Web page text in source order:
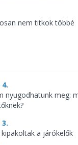
nem titkok többé
nyugodhatunk meg:
a járókelők